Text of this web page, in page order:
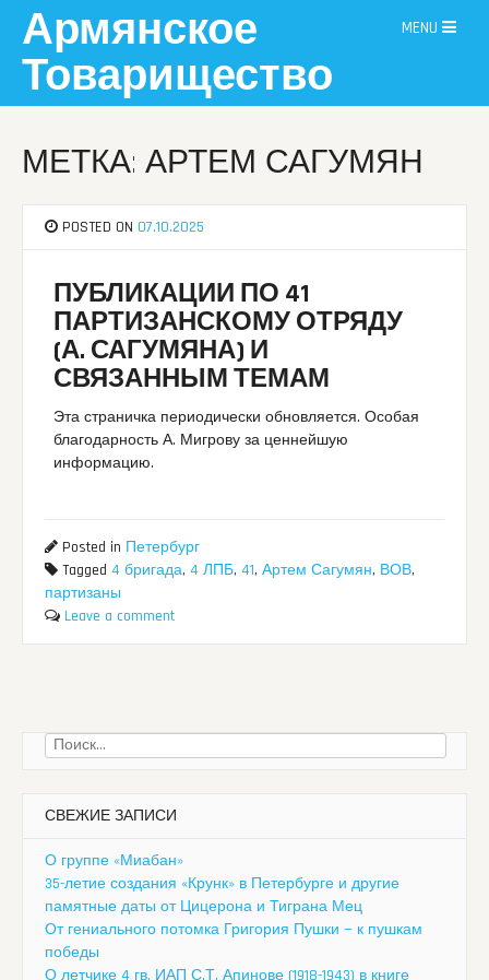
content
Армянское
Товарищество
MENU
МЕТКА: АРТЕМ САГУМЯН
POSTED ON 07.10.2025
ПУБЛИКАЦИИ ПО 41
ПАРТИЗАНСКОМУ ОТРЯДУ
(А. САГУМЯНА) И
СВЯЗАННЫМ ТЕМАМ
Эта страничка периодически обновляется. Особая
благодарность А. Мигрову за ценнейшую
информацию.
Posted in Петербург
Tagged4 бригада,4 ЛПБ,41,Артем Сагумян, ВОВ,
партизаны
Leave a comment
Найти:
СВЕЖИЕ ЗАПИСИ
О группе «Миабан»
35-летие создания «Крунк» в Петербурге и другие
памятные даты от Цицерона и Тиграна Мец
От гениального потомка Григория Пушки — к пушкам
победы
О летчике 4 гв. ИАП С.Т. Апинове (1918-1943) в книге